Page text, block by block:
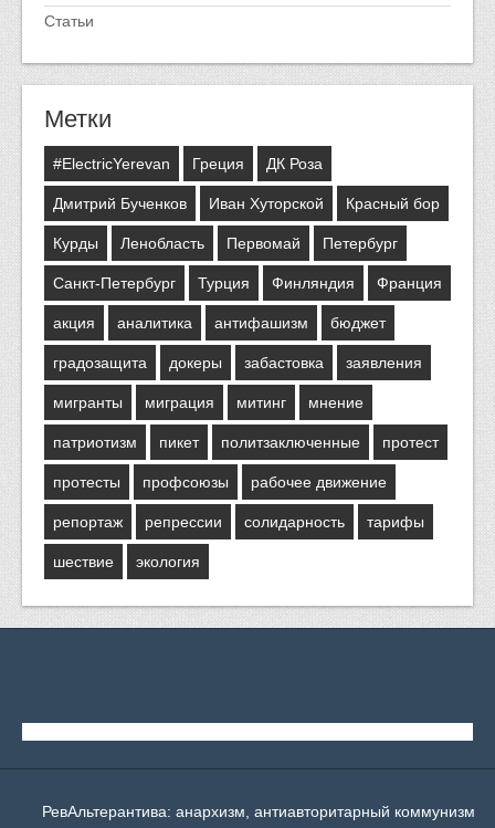
Статьи
Метки
#ElectricYerevan Греция ДК Роза
Дмитрий Бученков Иван Хуторской Красный бор
Курды Ленобласть Первомай Петербург
Санкт-Петербург Турция Финляндия Франция
акция аналитика антифашизм бюджет
градозащита докеры забастовка заявления
мигранты миграция митинг мнение
патриотизм пикет политзаключенные протест
протесты профсоюзы рабочее движение
репортаж репрессии солидарность тарифы
шествие экология
РевАльтерантива: анархизм, антиавторитарный коммунизм